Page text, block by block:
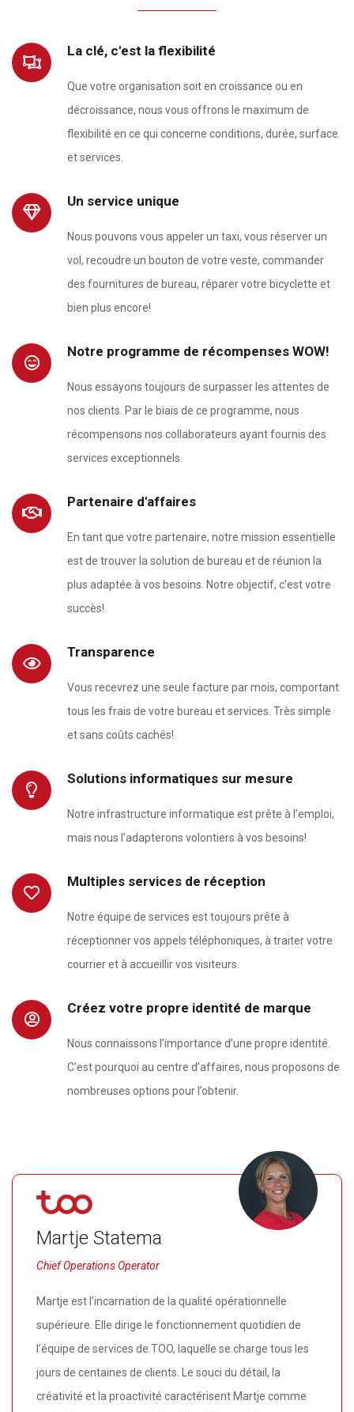
La clé, c'est la flexibilité
Que votre organisation soit en croissance ou en
décroissance, nous vous offrons le maximum de
flexibilité en ce qui concerne conditions, durée, surface
et services.
Un service unique
Nous pouvons vous appeler un taxi, vous réserver un
vol, recoudre un bouton de votre veste, commander
des fournitures de bureau, réparer votre bicyclette et
bien plus encore!
Notre programme de récompenses WOW!
Nous essayons toujours de surpasser les attentes de
nos clients. Par le biais de ce programme, nous
récompensons nos collaborateurs ayant fournis des
services exceptionnels.
Partenaire d'affaires
En tant que votre partenaire, notre mission essentielle
est de trouver la solution de bureau et de réunion la
plus adaptée à vos besoins. Notre objectif, c’est votre
succès!
Transparence
Vous recevrez une seule facture par mois, comportant
tous les frais de votre bureau et services. Très simple
et sans coûts cachés!
Solutions informatiques sur mesure
Notre infrastructure informatique est prête à l’emploi,
mais nous l’adapterons volontiers à vos besoins!
Multiples services de réception
Notre équipe de services est toujours prête à
réceptionner vos appels téléphoniques, à traiter votre
courrier et à accueillir vos visiteurs.
Créez votre propre identité de marque
Nous connaissons l’importance d’une propre identité.
C’est pourquoi au centre d’affaires, nous proposons de
nombreuses options pour l’obtenir.
Martje Statema
Chief Operations Operator
Martje est l’incarnation de la qualité opérationnelle
supérieure. Elle dirige le fonctionnement quotidien de
l’équipe de services de TOO, laquelle se charge tous les
jours de centaines de clients. Le souci du détail, la
créativité et la proactivité caractérisent Martje comme